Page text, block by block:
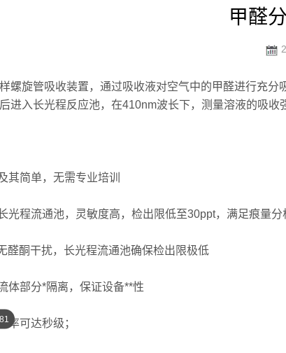
甲醛
螺旋管吸收装置，通过吸收液对空气中的甲醛进行充
进入长光程反应池，在410nm波长下，测量溶液的吸收
简单，无需专业培训
光程流通池，灵敏度高，检出限低至30ppt，满足痕量分
醛酮干扰，长光程流通池确保检出限极低
部分*隔离，保证设备**性
可达秒级；